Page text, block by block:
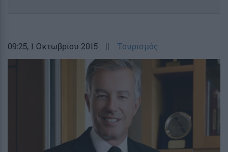
09:25, 1 Οκτωβρίου 2015 || Τουρισμός